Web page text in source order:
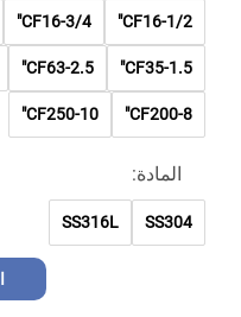
CF16-1/2"
CF16-3/4"
CF35-1.5"
CF63-2.5"
CF200-8"
CF250-10"
المادة:
SS304
SS316L